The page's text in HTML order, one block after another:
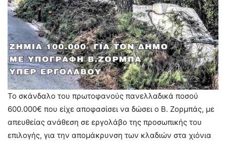
Το σκάνδαλο του πρωτοφανούς πανελλαδικά ποσού
600.000€ που είχε αποφασίσει να δώσει ο Β. Ζορμπάς, με
απευθείας ανάθεση σε εργολάβο της προσωπικής του
επιλογής, για την απομάκρυνση των κλαδιών στα χιόνια